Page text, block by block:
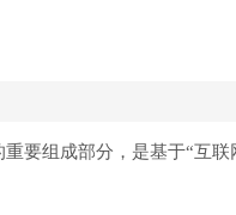
要组成部分，是基于“互